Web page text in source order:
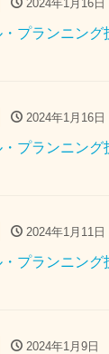
2024年1月16日
プランニン
2024年1月16日
プランニン
2024年1月11日
プランニン
2024年1月9日